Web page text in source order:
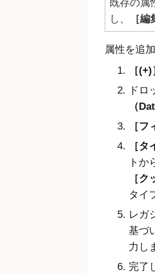
既存の属
し、
編
属性を追
(+)
ドロ
（
フ
タ
トか
ク
タイ
レガ
基づ
力し
完了